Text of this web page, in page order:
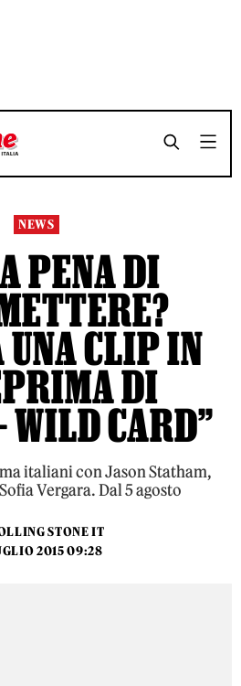
SHARE
SHARE
NEWS
PENA DI
UNA CLIP IN
DI
WILD CARD”
italiani con Jason Statham,
Vergara. Dal 5 agosto
STONE IT
2015 09:28